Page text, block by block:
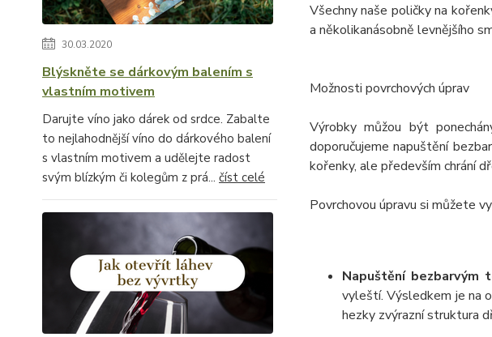
30.03.2020
Blýskněte se dárkovým balením s
vlastním motivem
Darujte víno jako dárek od srdce. Zabalte
to nejlahodnější víno do dárkového balení
s vlastním motivem a udělejte radost
svým blízkým či kolegům z prá... číst celé
Všechny naše poličky na
a několikanásobně levnějšího
Možnosti povrchových úprav
Výrobky můžou být
doporučujeme napuštění
kořenky, ale především chrání
Povrchovou úpravu si můžete
Napuštění bezbarvým
vyleští. Výsledkem je na
hezky zvýrazní struktura